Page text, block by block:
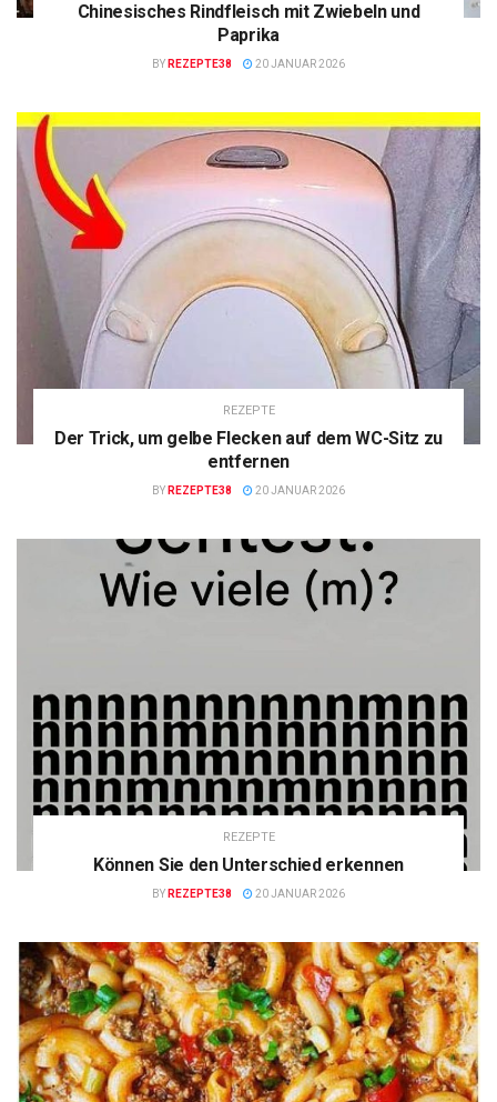
Chinesisches Rindfleisch mit Zwiebeln und
Paprika
BY REZEPTE38 20 JANUAR 2026
REZEPTE
Der Trick, um gelbe Flecken auf dem WC-Sitz zu
entfernen
BY REZEPTE38 20 JANUAR 2026
REZEPTE
Können Sie den Unterschied erkennen
BY REZEPTE38 20 JANUAR 2026